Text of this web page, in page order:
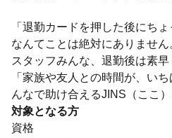
「退勤カードを押した後にち
なんてことは絶対にありません
スタッフみんな、退勤後は素早
「家族や友人との時間が、い
んなで助け合えるJINS（ここ）
対象となる方
資格